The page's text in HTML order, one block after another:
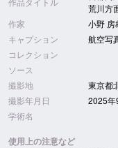
荒川方
作家
小野 房
キャプション
航空写
コレクション
ソース
撮影地
東京都
撮影年月日
2025年
学術名
使用上の注意など